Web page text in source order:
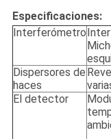
Especificaciones:
Interferómetro
Dispersores de
haces
El detector